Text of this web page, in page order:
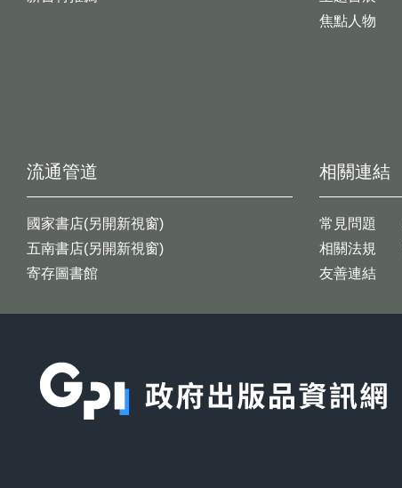
焦點人物
流通管道
國家書店(另開新視窗)
五南書店(另開新視窗)
寄存圖書館
相關連結
常見問題
相關法規
友善連結